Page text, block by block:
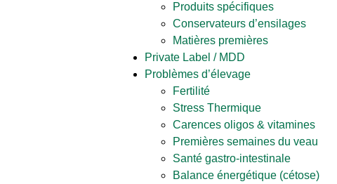
Produits spécifiques
Conservateurs d’ensilages
Matières premières
Private Label / MDD
Problèmes d’élevage
Fertilité
Stress Thermique
Carences oligos & vitamines
Premières semaines du veau
Santé gastro-intestinale
Balance énergétique (cétose)